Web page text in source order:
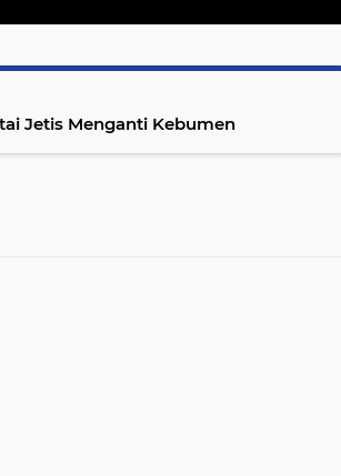
Jetis Menganti Kebumen